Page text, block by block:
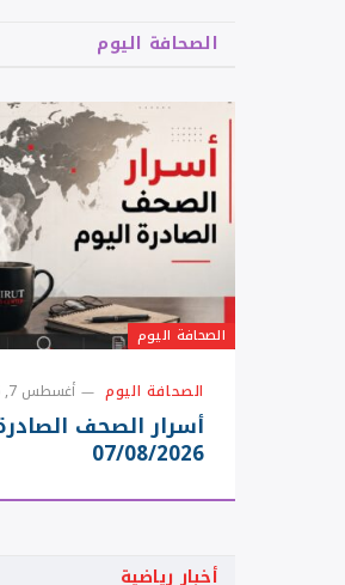
الصحافة اليوم
الصحافة اليوم
الصحافة اليوم أغسطس 7, 2026 7:48 ص
أسرار الصحف
07/08/2026
أخبار رياضية